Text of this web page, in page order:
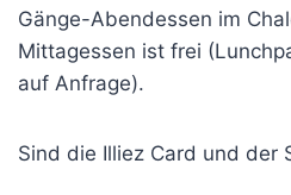
Gänge-Abendessen im
Mittagessen ist frei
auf Anfrage).
Sind die Illiez Card und der